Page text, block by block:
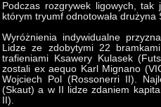
Podczas rozgrywek ligowych,
którym tryumf odnotowała drużyna
Wyróżnienia indywidualne
Lidze ze zdobytymi 22
trafieniami Ksawery Kulasek
zostali ex aequo Karl Mignano
Wojciech Pol (Rossonerri II).
(Skaut) a w II lidze zdaniem
II).